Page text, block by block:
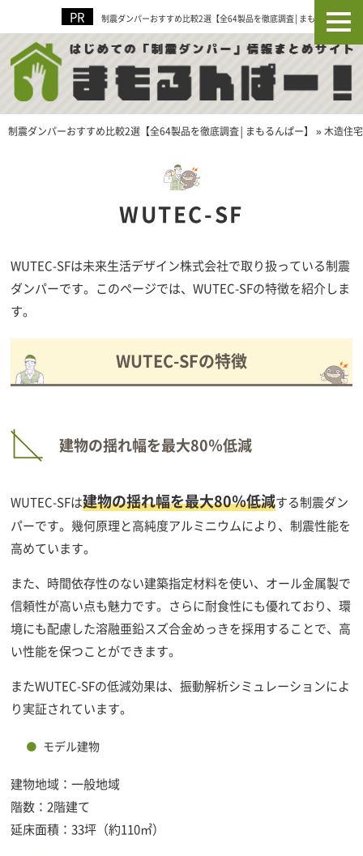
制震ダンパーおすすめ比較2選【全64製品を徹底調査│まもるんぱー】
制震ダンパーおすすめ比較2選【全64製品を徹底調査│まもるんぱー】 »木造住
WUTEC-SF
WUTEC-SFは未来生活デザイン株式会社で取り扱っている制震
ダンパーです。このページでは、WUTEC-SFの特徴を紹介しま
す。
WUTEC-SFの特徴
建物の揺れ幅を最大80％低減
WUTEC-SFは建物の揺れ幅を最大80％低減する制震ダン
パーです。幾何原理と高純度アルミニウムにより、制震性能を
高めています。
また、時間依存性のない建築指定材料を使い、オール金属製で
信頼性が高い点も魅力です。さらに耐食性にも優れており、環
境にも配慮した溶融亜鉛スズ合金めっきを採用することで、高
い性能を保つことができます。
またWUTEC-SFの低減効果は、振動解析シミュレーションによ
り実証されています。
モデル建物
建物地域：一般地域
階数：2階建て
延床面積：33坪（約110㎡）